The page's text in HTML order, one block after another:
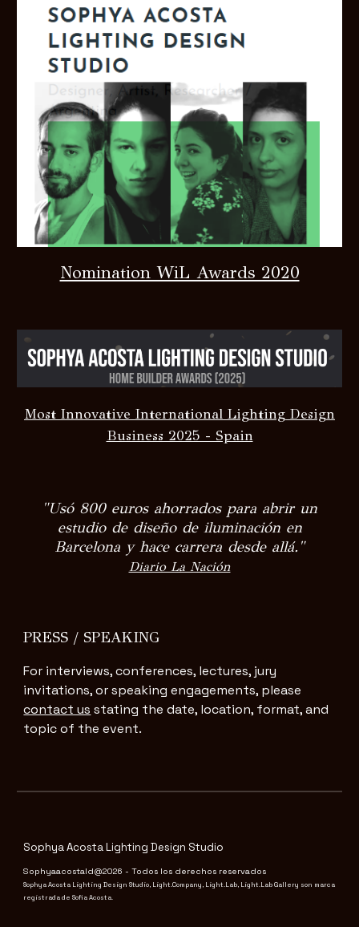
Nomination WiL Awards 2020
Most Innovative International Lighting Design
Business 2025 - Spain
"Usó 800 euros ahorrados para abrir un
estudio de diseño de iluminación en
Barcelona y hace carrera desde allá."
Diario La Nación
PRESS / SPEAKING
For interviews, conferences, lectures, jury
invitations, or speaking engagements, please
contact us stating the date, location, format, and
topic of the event.
Sophya Acosta Lighting Design Studio
Sophyaacostald@2026 - Todos los derechos reservados
Sophya Acosta Lighting Design Studio, Light.Company, Light.Lab, Light.Lab Gallery son marca
registrada de Sofia Acosta.